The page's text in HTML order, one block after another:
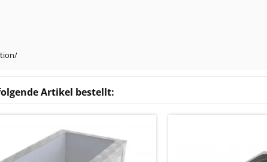
Artikel bestellt: